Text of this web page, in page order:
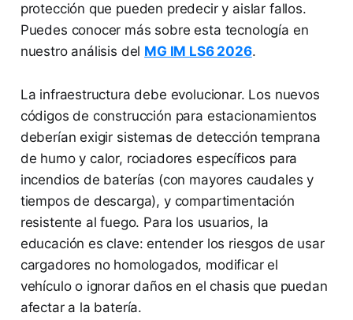
protección que pueden predecir y aislar fallos.
Puedes conocer más sobre esta tecnología en
nuestro análisis del MG IM LS6 2026.
La infraestructura debe evolucionar. Los nuevos
códigos de construcción para estacionamientos
deberían exigir sistemas de detección temprana
de humo y calor, rociadores específicos para
incendios de baterías (con mayores caudales y
tiempos de descarga), y compartimentación
resistente al fuego. Para los usuarios, la
educación es clave: entender los riesgos de usar
cargadores no homologados, modificar el
vehículo o ignorar daños en el chasis que puedan
afectar a la batería.